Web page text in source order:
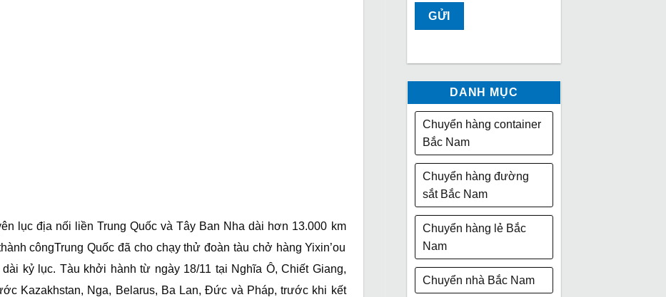
lục địa nối liền Trung Quốc và Tây Ban Nha dài hơn 13.000 km
côngTrung Quốc đã cho chạy thử đoàn tàu chở hàng Yixin’ou
kỷ lục. Tàu khởi hành từ ngày 18/11 tại Nghĩa Ô, Chiết Giang,
Kazakhstan, Nga, Belarus, Ba Lan, Đức và Pháp, trước khi kết
DANH MỤC
Chuyển hàng container
Bắc Nam
Chuyển hàng đường
sắt Bắc Nam
Chuyển hàng lẻ Bắc
Nam
Chuyển nhà Bắc Nam